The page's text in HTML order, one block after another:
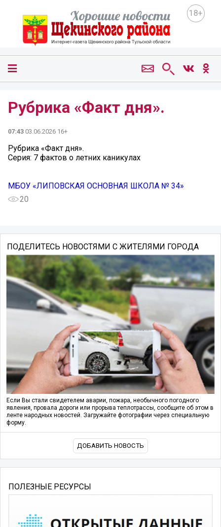
18+
Рубрика «Факт дня».
07:43 03.06.2026 16+
Рубрика «Факт дня».
Серия: 7 фактов о летних каникулах
МБОУ «ЛИПОВСКАЯ ОСНОВНАЯ ШКОЛА № 34»
20
ПОДЕЛИТЕСЬ НОВОСТЯМИ С ЖИТЕЛЯМИ ГОРОДА
Если Вы стали свидетелем аварии, пожара, необычного погодного
явления, провала дороги или прорыва теплотрассы, сообщите об этом в
ленте народных новостей. Загружайте фотографии через специальную
форму.
ДОБАВИТЬ НОВОСТЬ
ПОЛЕЗНЫЕ РЕСУРСЫ